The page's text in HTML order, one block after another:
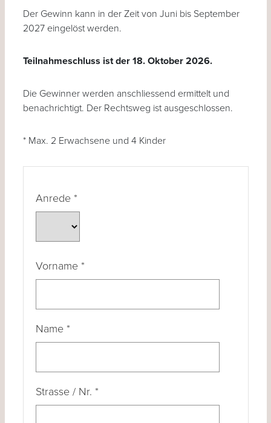
Der Gewinn kann in der Zeit von Juni bis September
2027 eingelöst werden.
Teilnahmeschluss ist der 18. Oktober 2026.
Die Gewinner werden anschliessend ermittelt und
benachrichtigt. Der Rechtsweg ist ausgeschlossen.
* Max. 2 Erwachsene und 4 Kinder
Anrede *
Vorname *
Name *
Strasse / Nr. *